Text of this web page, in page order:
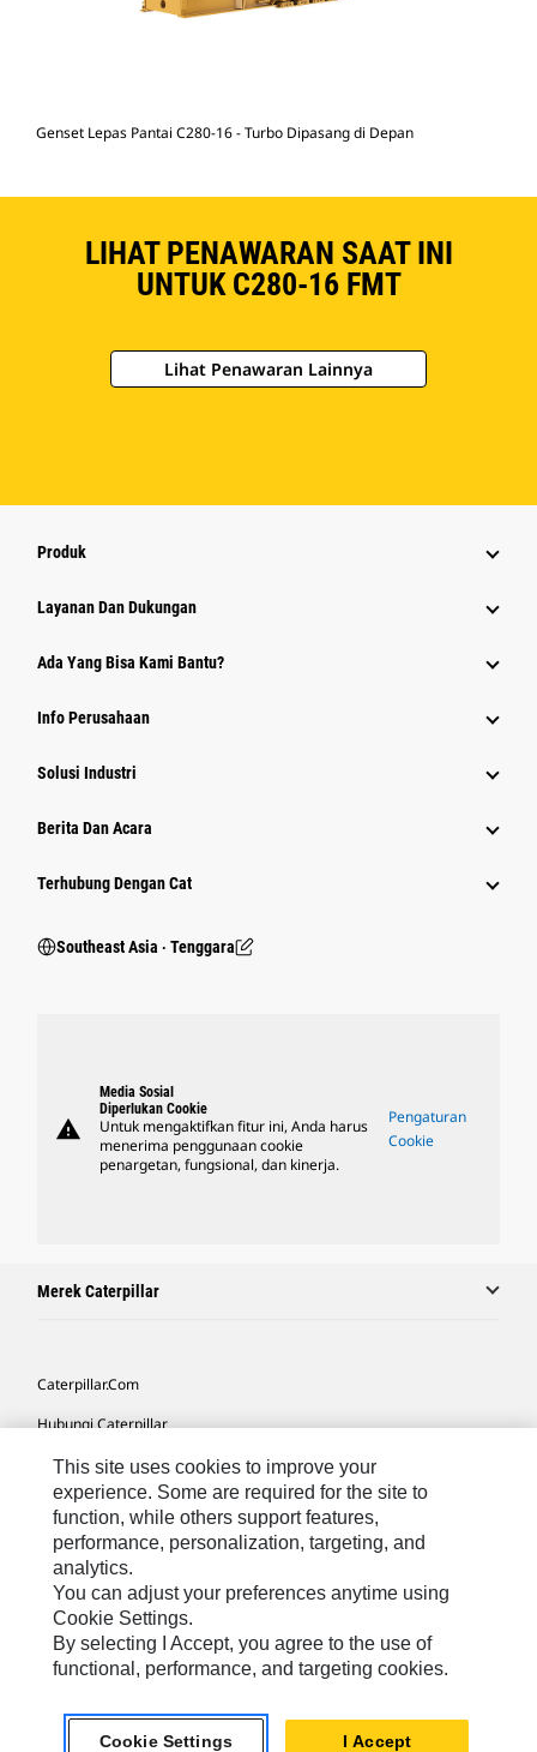
Genset Lepas Pantai C280-16 - Turbo Dipasang di Depan
LIHAT PENAWARAN SAAT INI
UNTUK C280-16 FMT
Lihat Penawaran Lainnya
Produk
Layanan Dan Dukungan
Ada Yang Bisa Kami Bantu?
Info Perusahaan
Solusi Industri
Berita Dan Acara
Terhubung Dengan Cat
Southeast Asia ‧ Tenggara
warning
Media Sosial
Diperlukan Cookie
Untuk mengaktifkan fitur ini, Anda harus
menerima penggunaan cookie
penargetan, fungsional, dan kinerja.
Pengaturan
Cookie
Merek Caterpillar
Caterpillar.com
Hubungi Caterpillar
Preferensi Pemasaran Saya
Peta Situs
Cookie Settings
Hukum
Privasi
Asia Tenggara© 2026 Caterpillar. Hak Dilindungi UU.
This site uses cookies to improve your
experience. Some are required for the site to
function, while others support features,
performance, personalization, targeting, and
analytics.
You can adjust your preferences anytime using
Cookie Settings.
By selecting I Accept, you agree to the use of
functional, performance, and targeting cookies.
Cookie Settings I Accept